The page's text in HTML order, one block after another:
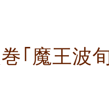
｢魔王波